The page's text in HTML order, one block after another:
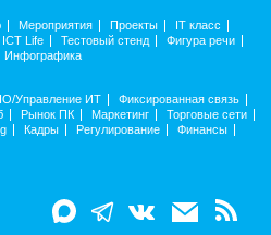
Мероприятия Проекты
IT класс
ICT Life Тестовый стенд
Фигура речи
Инфографика
Управление ИТ
Фиксированная связь
Рынок ПК Маркетинг
Торговые сети
Кадры Регулирование
Финансы